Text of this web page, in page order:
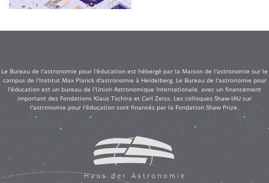
Le Bureau de l'astronomie pour l'éducation est hébergé par la Maison de l'astronomie sur le
campus de l'Institut Max Planck d'astronomie à Heidelberg. Le Bureau de l'astronomie pour
l'éducation est un bureau de l'Union Astronomique Internationale, avec un financement
important des Fondations Klaus Tschira et Carl Zeiss. Les colloques Shaw-IAU sur
l'astronomie pour l'éducation sont financés par la Fondation Shaw Prize.